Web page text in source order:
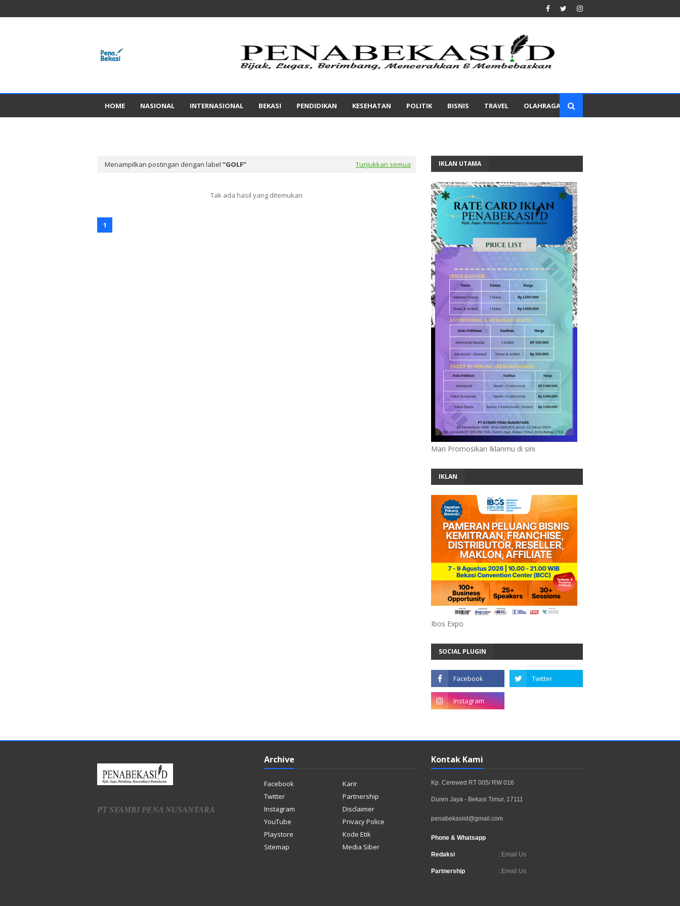
HOME NASIONAL INTERNASIONAL BEKASI PENDIDIKAN KESEHATAN POLITIK BISNIS TRAVEL OLAHRAGA
Menampilkan postingan dengan label GOLF Tunjukkan semua
Tak ada hasil yang ditemukan
1
IKLAN UTAMA
Mari Promosikan Iklanmu di sini
IKLAN
Ibos Expo
SOCIAL PLUGIN
PT SYAMRI PENA NUSANTARA
Archive
Facebook
Karir
Twitter
Partnership
Instagram
Disclaimer
YouTube
Privacy Police
Playstore
Kode Etik
Sitemap
Media Siber
Kontak Kami
Kp. Cerewed RT 005/ RW 016
Duren Jaya - Bekasi Timur, 17111
penabekasiid@gmail.com
Phone & Whatsapp
Redaksi : Email Us
Partnership : Email Us